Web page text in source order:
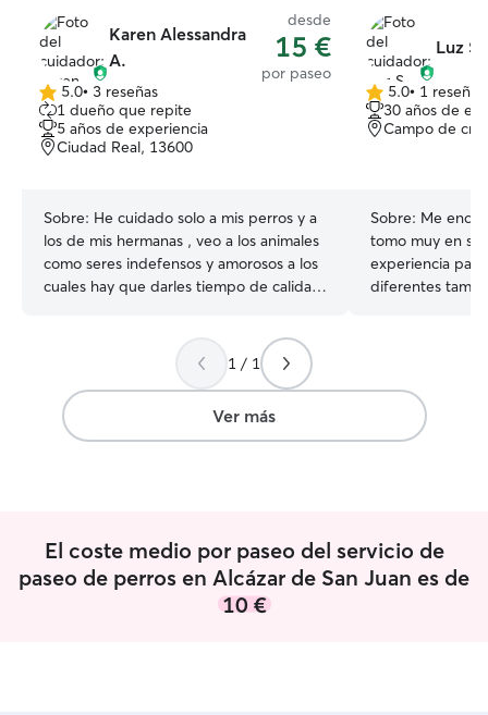
Karen Alessandra
A.
desde
15 €
por paseo
5.0
de
5
estrellas
5.0• 3 reseñas
1 dueño que repite
5 años de experiencia
Ciudad Real, 13600
Sobre: He cuidado solo a mis perros y a
los de mis hermanas , veo a los animales
como seres indefensos y amorosos a los
cuales hay que darles tiempo de calidad
libre para poder pasear y entretenerlos ,
extraño a los míos y sería feliz de cuidar
a los vuestros Tengo 2 amplias terrazas ,
así como varios parques cerca a mi piso ,
el piso es súper fresco en verano y
problema
Luz S.
5.0
de
5
5.0• 1 reseña
30 años de
Campo de
Sobre: Me
tomo muy en
experiencia
diferentes
tiempo y la
mascotas.
a sus rutinas de
patio vallado y
correr
totalmente a tus
1 / 1
Ver más
El coste medio por paseo del servicio de
paseo de perros en Alcázar de San Juan es de
10 €